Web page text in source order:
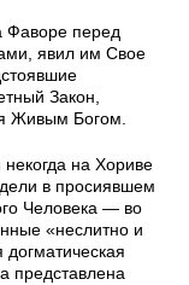
Фаворе перед
явил им Свое
Закон,
Живым Богом.
на Хориве
в просиявшем
Человека — во
«неслитно и
представлена